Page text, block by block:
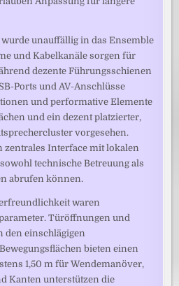
unauffällig in das Ensemble
und Kabelkanäle sorgen für
dezente Führungsschienen
Ports und AV-Anschlüsse
und performative Elemente
und ein dezent platzierter,
vorgesehen.
zentrales Interface mit lokalen
technische Betreuung als
abrufen können.
waren
Türöffnungen und
den einschlägigen
bieten einen
1,50 m für Wendemanöver,
Kanten unterstützen die